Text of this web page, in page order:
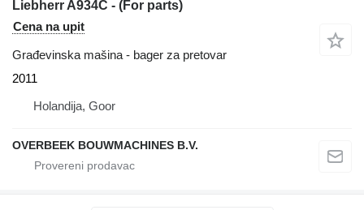
Liebherr A934C - (For parts)
Cena na upit
Građevinska mašina - bager za pretovar
2011
Holandija, Goor
OVERBEEK BOUWMACHINES B.V.